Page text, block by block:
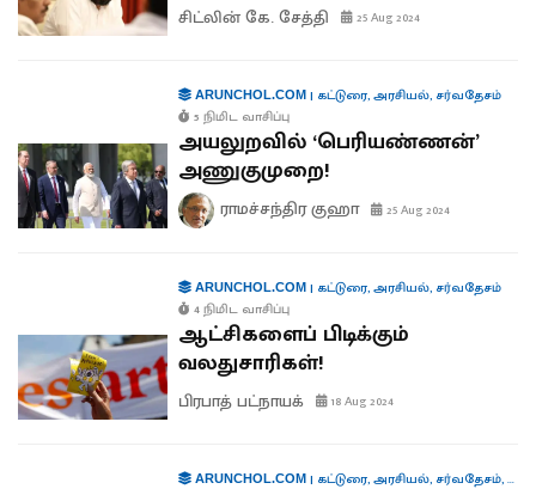
சிட்லின் கே. சேத்தி 25 Aug 2024
ARUNCHOL.COM| கட்டுரை,அரசியல், சர்வதேசம்
5 நிமிட வாசிப்பு
அயலுறவில் ‘பெரியண்ணன்’
அணுகுமுறை!
ராமச்சந்திர குஹா 25 Aug 2024
ARUNCHOL.COM| கட்டுரை,அரசியல், சர்வதேசம்
4 நிமிட வாசிப்பு
ஆட்சிகளைப் பிடிக்கும்
வலதுசாரிகள்!
பிரபாத் பட்நாயக் 18 Aug 2024
ARUNCHOL.COM| கட்டுரை,அரசியல், சர்வதேசம்,